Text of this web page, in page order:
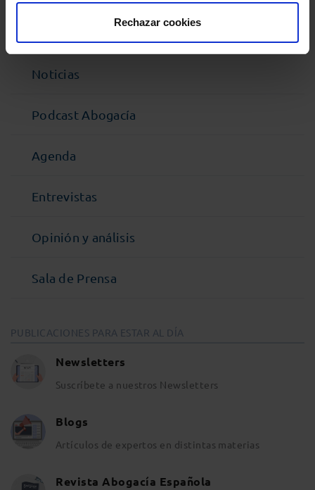
Rechazar cookies
Noticias
Podcast Abogacía
Agenda
Entrevistas
Opinión y análisis
Sala de Prensa
PUBLICACIONES PARA ESTAR AL DÍA
Newsletters
Suscríbete a nuestros Newsletters
Blogs
Artículos de expertos en distintas materias
Revista Abogacía Española